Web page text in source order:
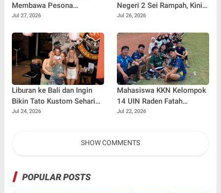
Membawa Pesona
Kalimaya Banten
dan Internasional
Jul 27, 2026
Negeri 2 Sei Rampah, Kini
Penulis Mulai Aja Dulu
sebagai Pemateri untuk
Menginspirasi Generasi
Muda
Jul 26, 2026
Liburan ke Bali dan Ingin
Bikin Tato Kustom Sehari
Jadi? Ini Panduannya
Jul 24, 2026
Mahasiswa KKN Kelompok
14 UIN Raden Fatah
Palembang Jalin
Lewat Sparing Sepak Bola
Jul 22, 2026
SHOW COMMENTS
POPULAR POSTS